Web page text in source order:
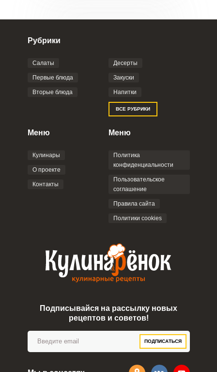
Рубрики
Салаты
Первые блюда
Вторые блюда
Десерты
Закуски
Напитки
ВСЕ РУБРИКИ
Меню
Кулинары
О проекте
Контакты
Меню
Политика
конфиденциальности
Пользовательское
соглашение
Правила сайта
Политики cookies
Подписывайся на рассылку новых
рецептов и советов!
ПОДПИСАТЬСЯ